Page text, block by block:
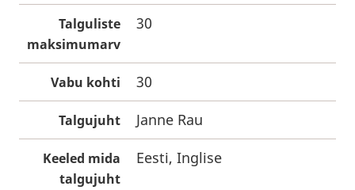
Talguliste
maksimumarv
30
Vabu kohti 30
Talgujuht Janne Rau
Keeled mida
talgujuht
Eesti, Inglise